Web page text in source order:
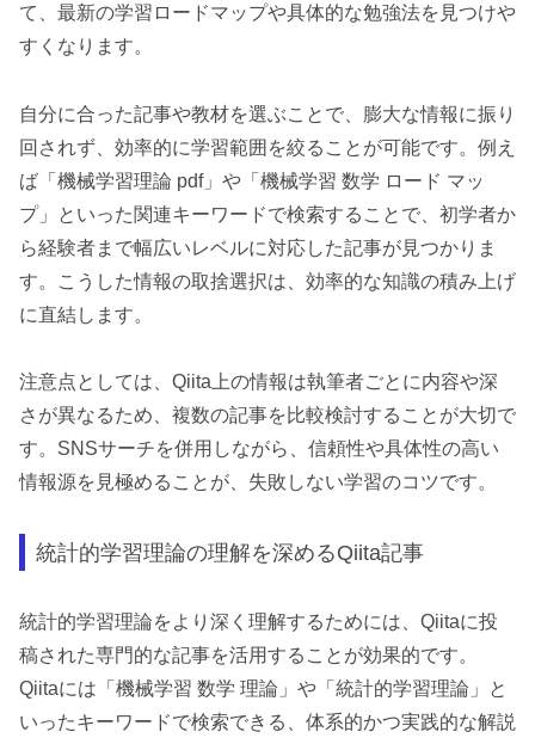
て、最新の学習ロードマップや具体的な勉強法を見つけや
すくなります。
自分に合った記事や教材を選ぶことで、膨大な情報に振り
回されず、効率的に学習範囲を絞ることが可能です。例え
ば「機械学習理論 pdf」や「機械学習 数学 ロード マッ
プ」といった関連キーワードで検索することで、初学者か
ら経験者まで幅広いレベルに対応した記事が見つかりま
す。こうした情報の取捨選択は、効率的な知識の積み上げ
に直結します。
注意点としては、Qiita上の情報は執筆者ごとに内容や深
さが異なるため、複数の記事を比較検討することが大切で
す。SNSサーチを併用しながら、信頼性や具体性の高い
情報源を見極めることが、失敗しない学習のコツです。
統計的学習理論の理解を深めるQiita記事
統計的学習理論をより深く理解するためには、Qiitaに投
稿された専門的な記事を活用することが効果的です。
Qiitaには「機械学習 数学 理論」や「統計的学習理論」と
いったキーワードで検索できる、体系的かつ実践的な解説